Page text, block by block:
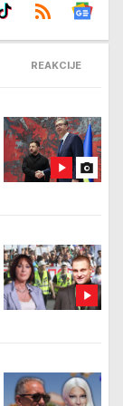
REAKCIJE